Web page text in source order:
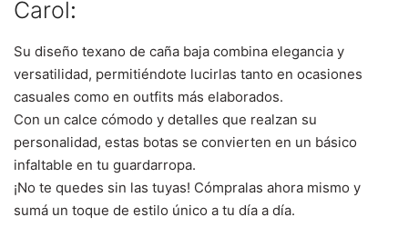
Carol:
Su diseño texano de caña baja combina elegancia y
versatilidad, permitiéndote lucirlas tanto en ocasiones
casuales como en outfits más elaborados.
Con un calce cómodo y detalles que realzan su
personalidad, estas botas se convierten en un básico
infaltable en tu guardarropa.
¡No te quedes sin las tuyas! Cómpralas ahora mismo y
sumá un toque de estilo único a tu día a día.